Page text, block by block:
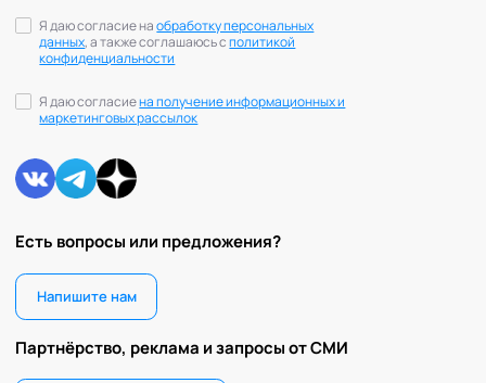
Есть вопросы или предложения?
Напишите нам
Партнёрство, реклама и запросы от СМИ
Я даю согласие наобработку персональных
данных, а также соглашаюсь сполитикой
конфиденциальности
Я даю согласиена получение информационных и
маркетинговых рассылок